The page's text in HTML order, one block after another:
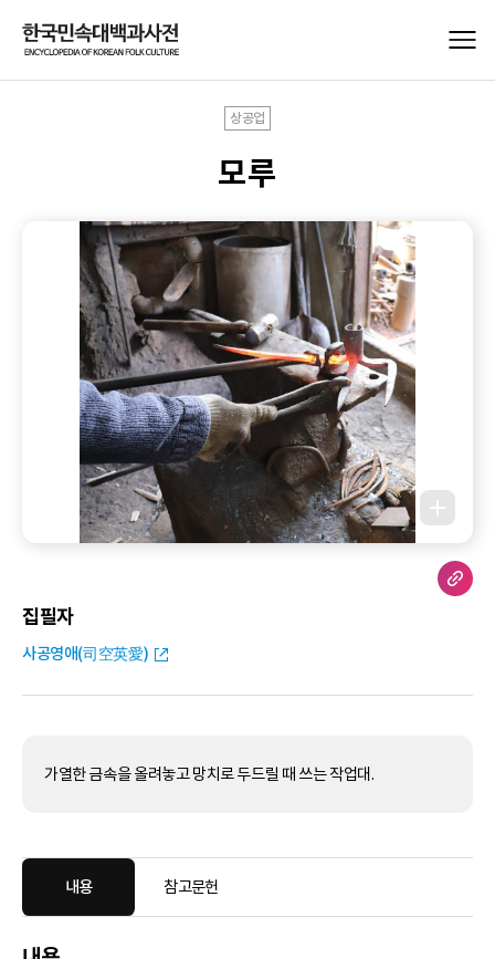
상공업
모루
집필자
사공영애(司空英愛)
가열한 금속을 올려놓고 망치로 두드릴 때 쓰는 작업대.
내용 참고문헌